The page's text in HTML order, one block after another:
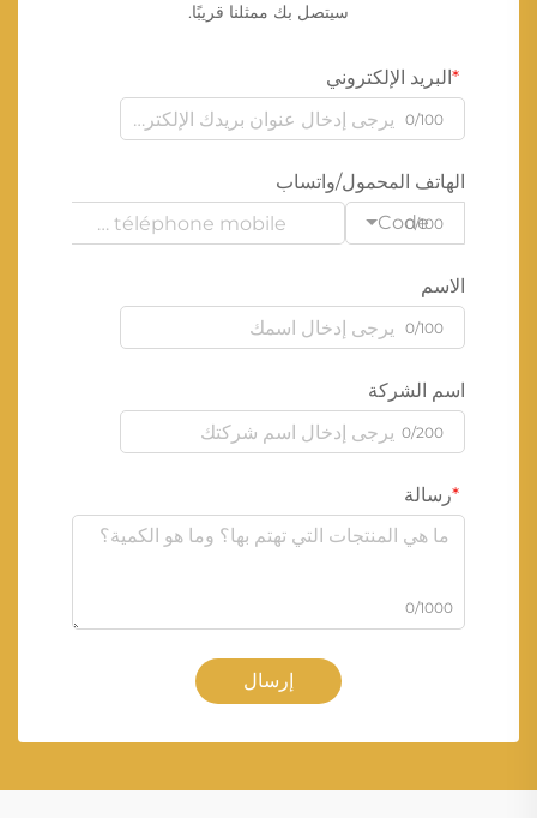
سيتصل بك ممثلنا قريبًا.
البريد الإلكتروني
0/100
الهاتف المحمول/واتساب
Code
0/100
الاسم
0/100
اسم الشركة
0/200
رسالة
0/1000
إرسال